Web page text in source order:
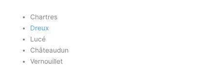
Chartres
Dreux
Lucé
Châteaudun
Vernouillet